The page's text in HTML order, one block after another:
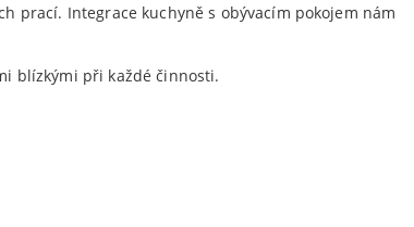
prací. Integrace kuchyně s obývacím pokojem nám
blízkými při každé činnosti.